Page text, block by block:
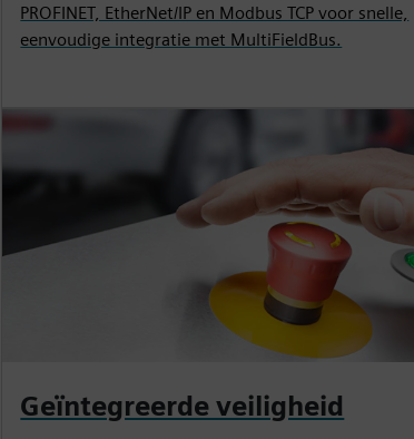
PROFINET, EtherNet/IP en Modbus TCP voor snelle,
eenvoudige integratie met MultiFieldBus.
Geïntegreerde veiligheid